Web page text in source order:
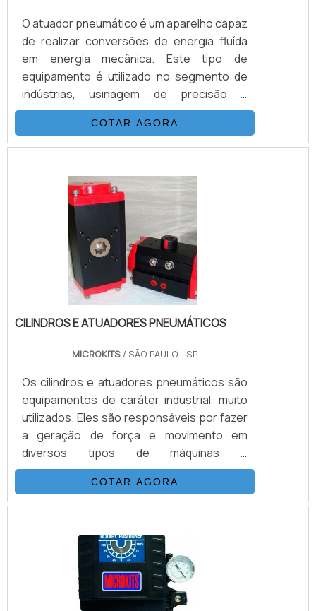
O atuador pneumático é um aparelho capaz
de realizar conversões de energia fluída
em energia mecânica. Este tipo de
equipamento é utilizado no segmento de
indústrias, usinagem de precisão e
instalações diversas por ter agilidade no
tempo de reação, ao mesmo tempo em que
aciona seu mecanismo. Este equipamento
motores elétricos. Eles podem ser
utilizados em aplicações sensível à
distorção magnética como
microprocessadores e outros
equipamentos ou processos.
COTAR AGORA
CILINDROS E ATUADORES PNEUMÁTICOS
MICROKITS/ SÃO PAULO - SP
Os cilindros e atuadores pneumáticos são
equipamentos de caráter industrial, muito
utilizados. Eles são responsáveis por fazer
a geração de força e movimento em
diversos tipos de máquinas e
equipamentos.Conheça mais informações
sobre os cilindros e os atuadoresO cilindro
pneumático é um tipo de dispositivo
energia do gás sob pressão. Ele é
constituído de câmara cilíndrica juntamente
com pistão móvel e canais de escape.
Quanto o atuador pneumático é uma f.
COTAR AGORA